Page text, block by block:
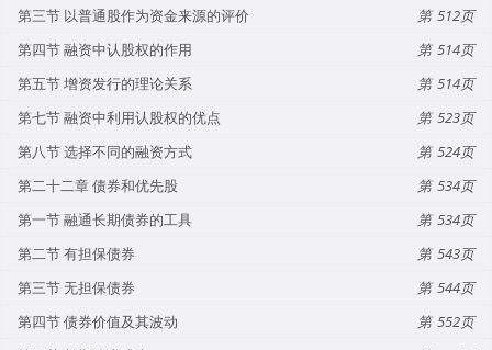
第三节 以普通股作为资金来源的评价
512
第四节 融资中认股权的作用
514
第五节 增资发行的理论关系
514
第七节 融资中利用认股权的优点
523
第八节 选择不同的融资方式
524
第二十二章 债券和优先股
534
第一节 融通长期债券的工具
534
第二节 有担保债券
543
第三节 无担保债券
544
第四节 债券价值及其波动
552